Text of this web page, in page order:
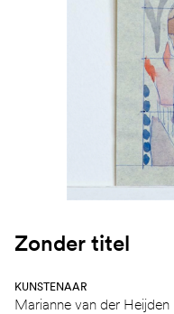
Zonder titel
KUNSTENAAR
Marianne van der Heijden